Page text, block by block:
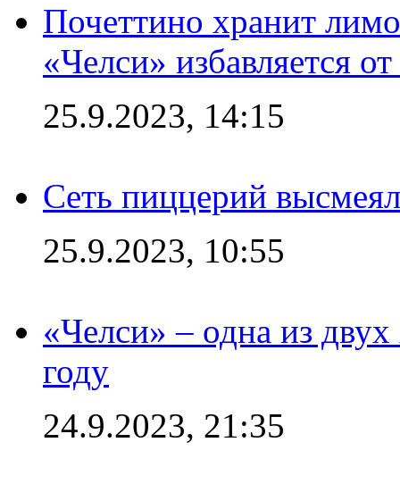
Почеттино хранит
«Челси» избавляется
25.9.2023, 14:15
Сеть пиццерий
25.9.2023, 10:55
«Челси» – одна из
году
24.9.2023, 21:35